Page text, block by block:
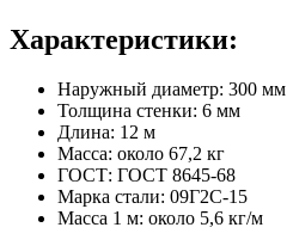
Характеристики:
Наружный диаметр: 300 мм
Толщина стенки: 6 мм
Длина: 12 м
Масса: около 67,2 кг
ГОСТ: ГОСТ 8645-68
Марка стали: 09Г2С-15
Масса 1 м: около 5,6 кг/м